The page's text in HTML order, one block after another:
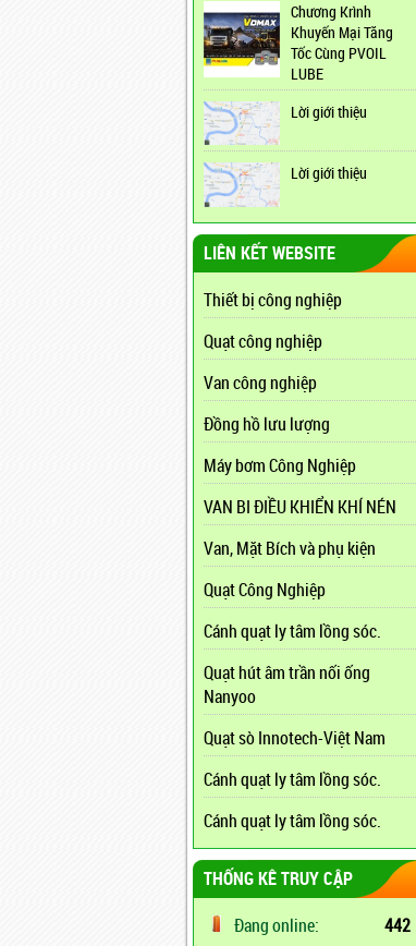
Chương Krình
Khuyến Mại Tăng
Tốc Cùng PVOIL
LUBE
Lời giới thiệu
Lời giới thiệu
LIÊN KẾT WEBSITE
Thiết bị công nghiệp
Quạt công nghiệp
Van công nghiệp
Đồng hồ lưu lượng
Máy bơm Công Nghiệp
VAN BI ĐIỀU KHIỂN KHÍ NÉN
Van, Mặt Bích và phụ kiện
Quạt Công Nghiệp
Cánh quạt ly tâm lồng sóc.
Quạt hút âm trần nối ống
Nanyoo
Quạt sò Innotech-Việt Nam
Cánh quạt ly tâm lồng sóc.
Cánh quạt ly tâm lồng sóc.
THỐNG KÊ TRUY CẬP
Đang online:
442